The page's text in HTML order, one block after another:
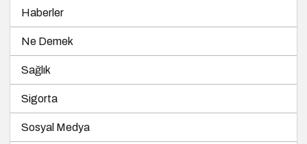
Haberler
Ne Demek
Sağlık
Sigorta
Sosyal Medya